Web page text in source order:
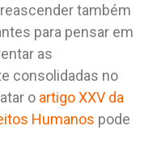
também
para pensar em
as
consolidadas no
o artigo XXV da
Humanos pode